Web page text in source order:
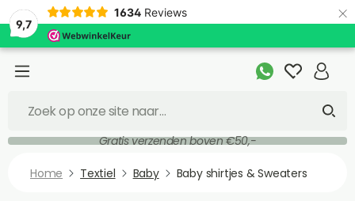
9,7
1634 Reviews ×
Gratis verzenden boven €50,-
Home Textiel Baby Baby shirtjes & Sweaters